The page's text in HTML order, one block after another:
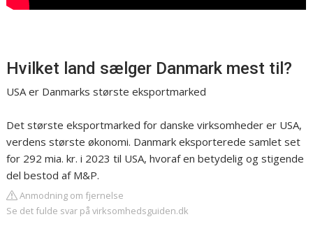
Hvilket land sælger Danmark mest til?
USA er Danmarks største eksportmarked
Det største eksportmarked for danske virksomheder er USA,
verdens største økonomi. Danmark eksporterede samlet set
for 292 mia. kr. i 2023 til USA, hvoraf en betydelig og stigende
del bestod af M&P.
Anmodning om fjernelse
Se det fulde svar på virksomhedsguiden.dk